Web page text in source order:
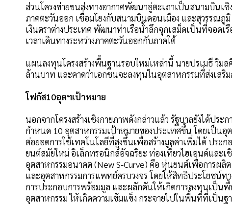
ส่วนโครงข่ายขนส่งทางอากาศพัฒนาอู่ตะเภาเป็นสนามบิน
ภาคตะวันออก เชื่อมโยงกับสนามบินดอนเมือง และสุวรรณภู
เงินตราต่างประเทศ พัฒนาท่าเรือน้ำลึกจุกเสม็ดเป็นที่จอดเ
เวลาเดินทางระหว่างภาคตะวันออกกับภาคใต้
แผนลงทุนโครงสร้างพื้นฐานรอบใหม่เหล่านี้ นายปรเมธี วิมล
ล้านบาท และคาดว่าเอกชนจะลงทุนในอุตสาหกรรมที่ส่งเสริ
โฟกัส10อุตฯเป้าหมาย
นอกจากโครงสร้างเชิงกายภาพดังกล่าวแล้ว รัฐบาลยังได้ปร
กำหนด 10 อุตสาหกรรมเป้าหมายของประเทศขึ้น โดยเป็น
ต่อยอดการใช้เทคโนโลยีที่สูงขึ้นเพื่อสร้างมูลค่าเพิ่มได้ ประ
ยนต์สมัยใหม่ อิเล็กทรอนิกส์อัจฉริยะ ท่องเที่ยวไฮเอนด์และ
อุตสาหกรรมอนาคต (New S-Curve) คือ หุ่นยนต์เพื่อการผ
และอุตสาหกรรมการแพทย์ครบวงจร โดยให้สิทธิประโยชน์
การประกอบการพร้อมมูล และผลักดันให้เกิดการลงทุนเป็น
อุตสาหกรรม ให้เกิดความเข้มแข็ง กระจายไปในพื้นที่ที่เป็น